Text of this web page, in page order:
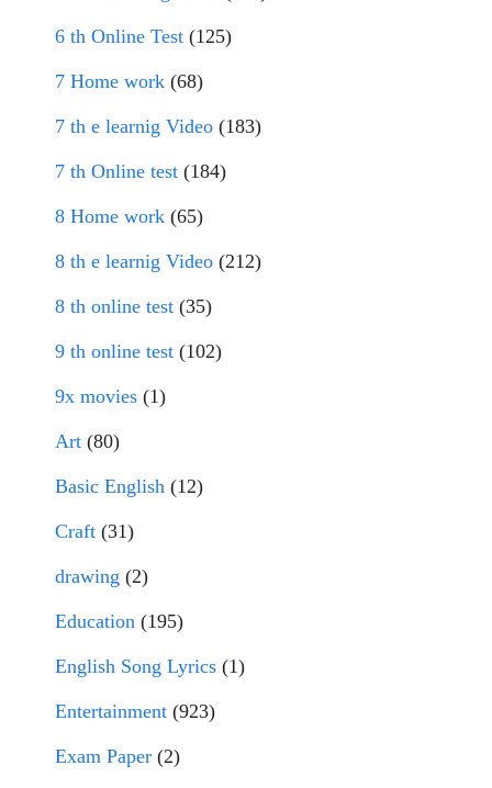
6 th Online Test (125)
7 Home work (68)
7 th e learnig Video (183)
7 th Online test (184)
8 Home work (65)
8 th e learnig Video (212)
8 th online test (35)
9 th online test (102)
9x movies (1)
Art (80)
Basic English (12)
Craft (31)
drawing (2)
Education (195)
English Song Lyrics (1)
Entertainment (923)
Exam Paper (2)